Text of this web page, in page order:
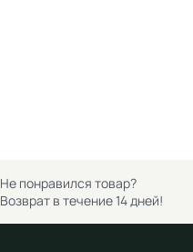
Не понравился товар?
Возврат в течение 14 дней!